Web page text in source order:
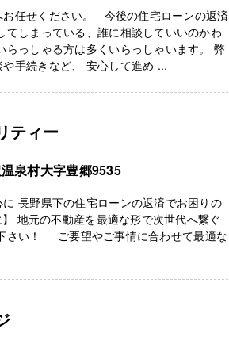
任せください。 今後の住宅ローンの返済
てしまっている、誰に相談していいのかわ
らっしゃる方は多くいらっしゃいます。 弊
手続きなど、 安心して進め ...
ティー
泉村大字豊郷9535
長野県下の住宅ローンの返済でお困りの
地元の不動産を最適な形で次世代へ繋ぐ
さい！ ご要望やご事情に合わせて最適な